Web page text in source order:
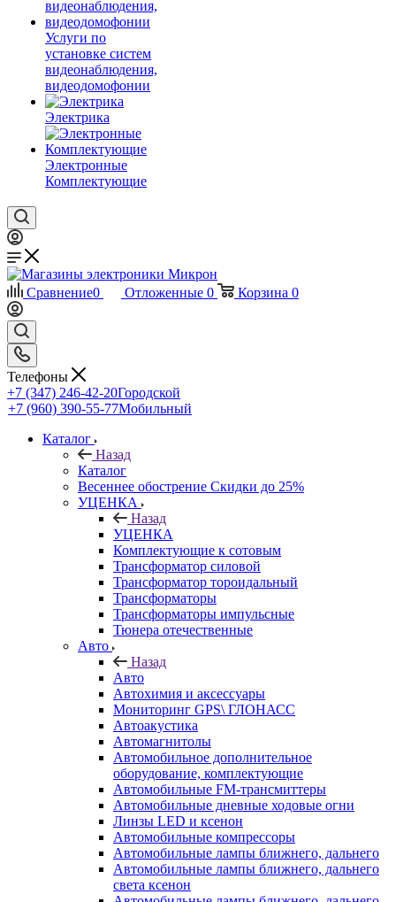
Услуги по
установке систем
видеонаблюдения,
видеодомофонии
Электрика
Электронные
Комплектующие
Сравнение0 Отложенные 0 Корзина 0
Телефоны
+7 (347) 246-42-20Городской
+7 (960) 390-55-77Мобильный
Каталог
Назад
Каталог
Весеннее обострение Скидки до 25%
УЦЕНКА
Назад
УЦЕНКА
Комплектующие к сотовым
Трансформатор силовой
Трансформатор тороидальный
Трансформаторы
Трансформаторы импульсные
Тюнера отечественные
Авто
Назад
Авто
Автохимия и аксессуары
Мониторинг GPS\ ГЛОНАСС
Автоакустика
Автомагнитолы
Автомобильное дополнительное
оборудование, комплектующие
Автомобильные FM-трансмиттеры
Автомобильные дневные ходовые огни
Линзы LED и ксенон
Автомобильные компрессоры
Автомобильные лампы ближнего, дальнего
Автомобильные лампы ближнего, дальнего
света ксенон